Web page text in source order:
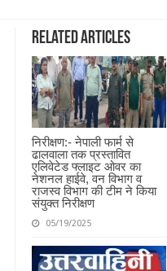
Related Articles
निरीक्षण:- नेपाली फार्म से
ढालवाला तक प्रस्तावित
एलिवेटेड फ्लाइट ओवर का
नेशनल हाईवे, वन विभाग व
राजस्व विभाग की टीम ने किया
संयुक्त निरीक्षण
05/19/2025